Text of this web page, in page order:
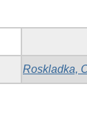
Roskladka,